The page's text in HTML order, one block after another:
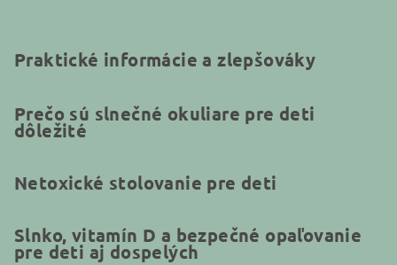
Praktické informácie a zlepšováky
Prečo sú slnečné okuliare pre deti
dôležité
Netoxické stolovanie pre deti
Slnko, vitamín D a bezpečné opaľovanie
pre deti aj dospelých